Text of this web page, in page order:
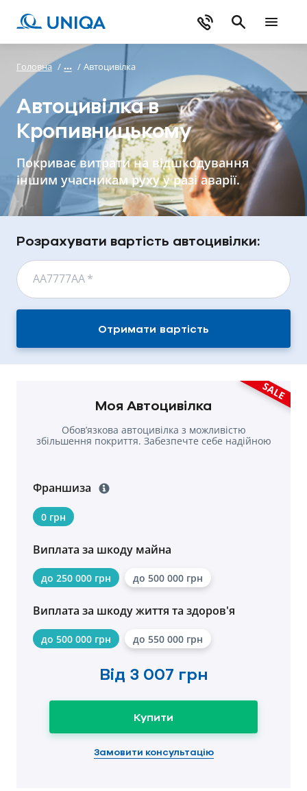
Головна / / Автоцивілка
Автоцивілка в
Кропивницькому
Покриває витрати на відшкодування
іншим учасникам руху у разі аварії.
Розрахувати вартість автоцивілки:
АА7777АА*
Отримати вартість
SALE
Моя Автоцивілка
Обовʼязкова автоцивілка з можливістю
збільшення покриття. Забезпечте себе надійною
Франшиза
0 грн
Виплата за шкоду майна
до 250 000 грн до 500 000 грн
Виплата за шкоду життя та здоров'я
до 500 000 грн до 550 000 грн
Від 3 007 грн
Купити
Замовити консультацію